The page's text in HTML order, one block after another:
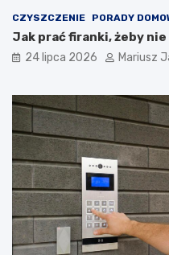
CZYSZCZENIE PORADY
Jak prać firanki, żeby
24 lipca 2026 Mariusz